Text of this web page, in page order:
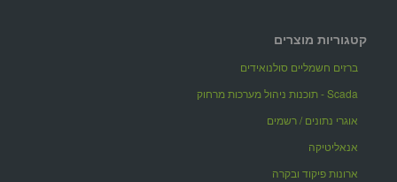
קטגוריות מוצרים
ברזים חשמליים סולנואידים
Scada - תוכנות ניהול מערכות מרחוק
אוגרי נתונים / רשמים
אנאליטיקה
ארונות פיקוד ובקרה